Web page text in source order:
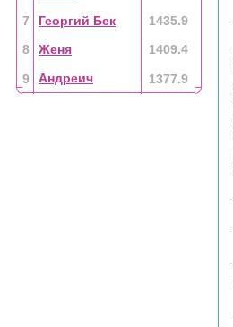
7
Георгий Бек
1435.9
8
Женя 1409.4
9 Андреич 1377.9